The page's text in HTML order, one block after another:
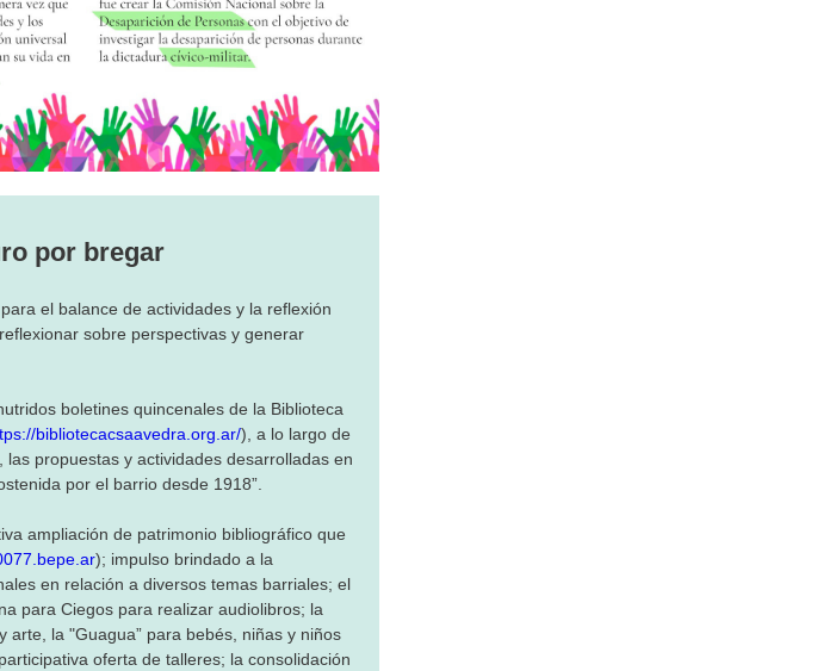
por bregar
el balance de actividades y la reflexión
sobre perspectivas y generar
boletines quincenales de la Biblioteca
bibliotecacsaavedra.org.ar/), a lo largo de
propuestas y actividades desarrolladas en
por el barrio desde 1918”.
ampliación de patrimonio bibliográfico que
); impulso brindado a la
en relación a diversos temas barriales; el
para Ciegos para realizar audiolibros; la
la "Guagua” para bebés, niñas y niños
oferta de talleres; la consolidación